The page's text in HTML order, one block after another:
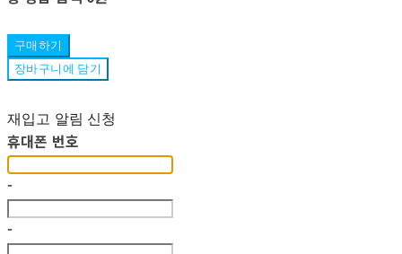
구매하기
장바구니에 담기
재입고 알림 신청
휴대폰 번호
-
-